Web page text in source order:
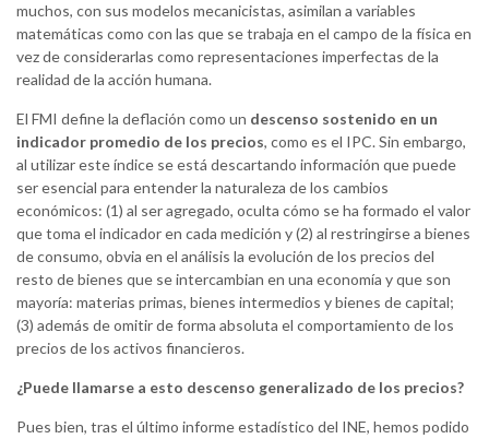
muchos, con sus modelos mecanicistas, asimilan a variables
matemáticas como con las que se trabaja en el campo de la física en
vez de considerarlas como representaciones imperfectas de la
realidad de la acción humana.
El FMI define la deflación como un descenso sostenido en un
indicador promedio de los precios, como es el IPC. Sin embargo,
al utilizar este índice se está descartando información que puede
ser esencial para entender la naturaleza de los cambios
económicos: (1) al ser agregado, oculta cómo se ha formado el valor
que toma el indicador en cada medición y (2) al restringirse a bienes
de consumo, obvia en el análisis la evolución de los precios del
resto de bienes que se intercambian en una economía y que son
mayoría: materias primas, bienes intermedios y bienes de capital;
(3) además de omitir de forma absoluta el comportamiento de los
precios de los activos financieros.
¿Puede llamarse a esto descenso generalizado de los precios?
Pues bien, tras el último informe estadístico del INE, hemos podido